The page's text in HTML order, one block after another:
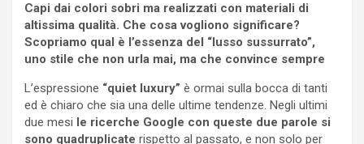
Capi dai colori sobri ma realizzati con materiali di
altissima qualità. Che cosa vogliono significare?
Scopriamo qual è l’essenza del “lusso sussurrato”,
uno stile che non urla mai, ma che convince sempre
L’espressione “quiet luxury” è ormai sulla bocca di tanti
ed è chiaro che sia una delle ultime tendenze. Negli ultimi
due mesi le ricerche Google con queste due parole si
sono quadruplicate rispetto al passato, e non solo per